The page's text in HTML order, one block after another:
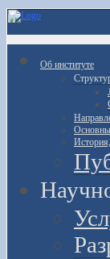
Об институте